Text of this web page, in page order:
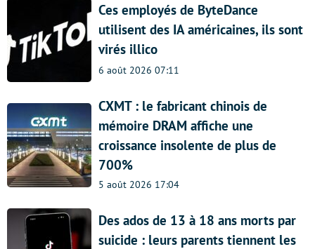
Ces employés de ByteDance
utilisent des IA américaines, ils sont
virés illico
6 août 2026 07:11
CXMT : le fabricant chinois de
mémoire DRAM affiche une
croissance insolente de plus de
700%
5 août 2026 17:04
Des ados de 13 à 18 ans morts par
suicide : leurs parents tiennent les